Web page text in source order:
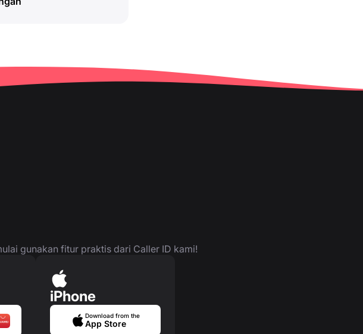
telepon
telepon
telepon
gunakan fitur praktis dari Caller ID kami!
iPhone
Download from the
App Store